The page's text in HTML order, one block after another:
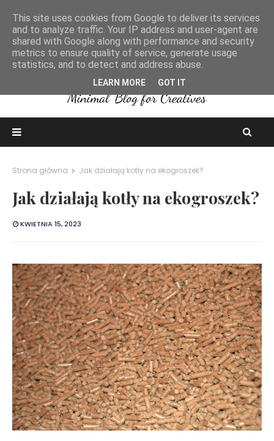
Strona główna Jak działają kotły na ekogroszek?
Jak działają kotły na ekogroszek?
KWIETNIA 15, 2023
This site uses cookies from Google to deliver its services
and to analyze traffic. Your IP address and user-agent are
shared with Google along with performance and security
metrics to ensure quality of service, generate usage
statistics, and to detect and address abuse.
LEARN MORE GOT IT